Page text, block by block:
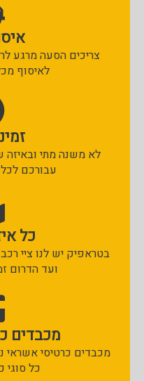
צריכים הסעה מרגע
לאיסוף
לא משנה מתי ובאיזה
עבורכם
כל
בטראפיק יש לנו ציי
ועד הדרום
מכבדים
מכבדים כרטיסי
כל סוגי